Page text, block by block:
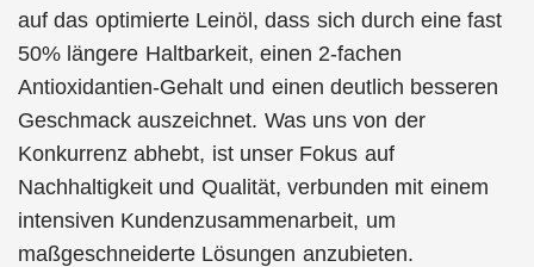
auf das optimierte Leinöl, dass sich durch eine fast
50% längere Haltbarkeit, einen 2-fachen
Antioxidantien-Gehalt und einen deutlich besseren
Geschmack auszeichnet. Was uns von der
Konkurrenz abhebt, ist unser Fokus auf
Nachhaltigkeit und Qualität, verbunden mit einem
intensiven Kundenzusammenarbeit, um
maßgeschneiderte Lösungen anzubieten.